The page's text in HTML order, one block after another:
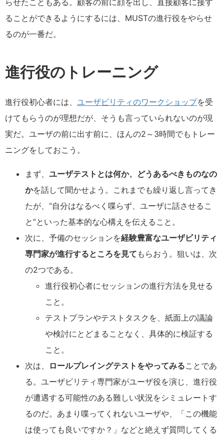
らせたこともある。顧客の前に顔を出し、直接顧客に接す
ることができるようにするには、MUSTの進行役をやらせ
るのが一番だ。
進行役のトレーニング
進行役初心者には、 ユーザビリティのワークショップを受
けてもらうのが理想だが、そうも言っていられないのが現
実だ。ユーザの前に出す前に、ほんの2～3時間でもトレー
ニングをしておこう。
まず、 ユーザテストとは何か、どうあるべきものなの
かを話して聞かせよう。これまでも繰り返し言ってき
たが、“自分はなるべく喋らず、ユーザに話させるこ
と”といった基本的な心構えを伝えること。
次に、予備のセッションを経験豊富なユーザビリティ
専門家が進行するところを見て もらおう。狙いは、次
の2つである。
進行役初心者にセッションの進行方法を見せる
こと。
テストプランやテストタスクを、紙面上の議論
や検討にとどまることなく、具体的に検証する
こと。
次は、
ロールプレイングテストをやってみることであ
る。ユーザビリティ専門家がユーザ役を演じ、進行役
が遭遇する可能性のある難しい状況をシミュレートす
るのだ。あまり喋ってくれないユーザや、「この機能
は使っても良いですか？」などと絶えず質問してくる